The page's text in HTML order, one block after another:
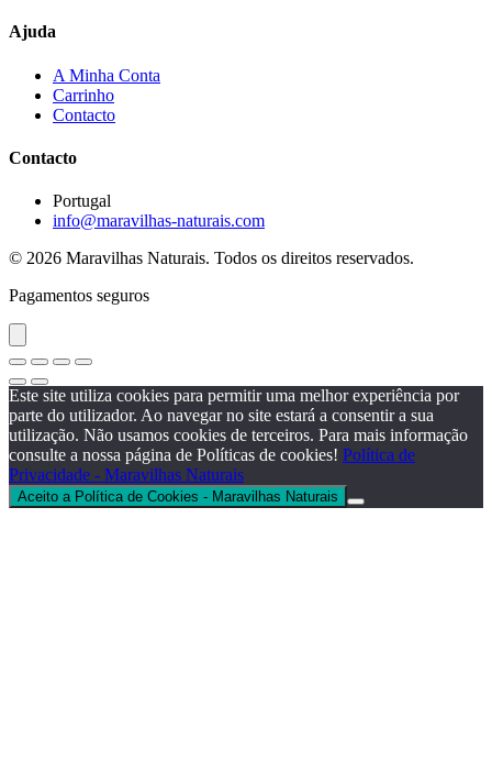
Ajuda
A Minha Conta
Carrinho
Contacto
Contacto
Portugal
info@maravilhas-naturais.com
© 2026 Maravilhas Naturais. Todos os direitos reservados.
Pagamentos seguros
Este site utiliza cookies para permitir uma melhor experiência por
parte do utilizador. Ao navegar no site estará a consentir a sua
utilização. Não usamos cookies de terceiros. Para mais informação
consulte a nossa página de Políticas de cookies! Política de
Privacidade - Maravilhas Naturais
Aceito a Política de Cookies - Maravilhas Naturais